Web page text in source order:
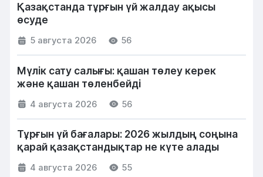
Қазақстанда тұрғын үй жалдау ақысы
өсуде
5 августа 2026 56
Мүлік сату салығы: қашан төлеу керек
және қашан төленбейді
4 августа 2026 56
Тұрғын үй бағалары: 2026 жылдың соңына
қарай қазақстандықтар не күте алады
4 августа 2026 55